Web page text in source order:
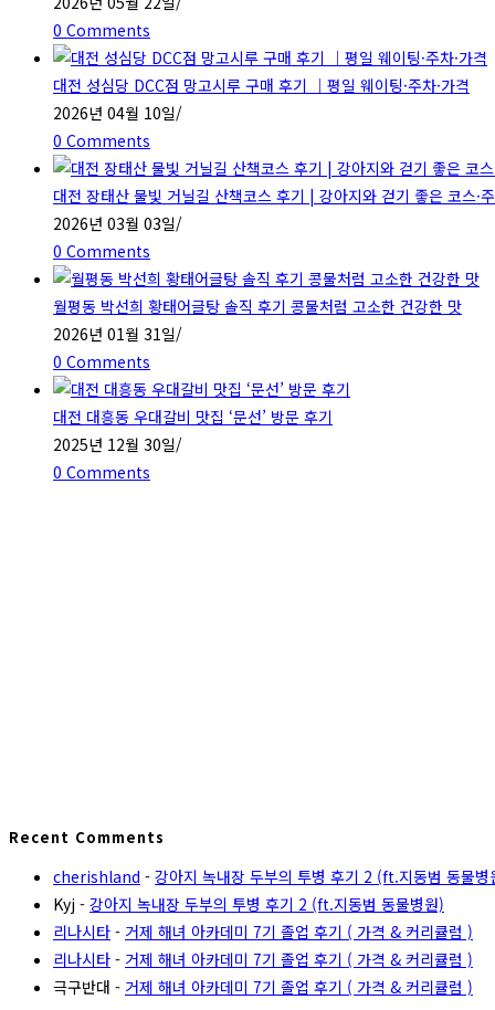
0 Comments
대전 성심당 DCC점 망고시루 구매 후기 ｜평일 웨이팅·주차·가격
2026년 04월 10일/
0 Comments
대전 장태산 물빛 거닐길 산책코스 후기 | 강아지와 걷기 좋은 코스·
2026년 03월 03일/
0 Comments
월평동 박선희 황태어글탕 솔직 후기 콩물처럼 고소한 건강한 맛
2026년 01월 31일/
0 Comments
대전 대흥동 우대갈비 맛집 ‘문선’ 방문 후기
2025년 12월 30일/
0 Comments
Recent Comments
cherishland - 강아지 녹내장 두부의 투병 후기 2 (ft.지동범 동물병
Kyj - 강아지 녹내장 두부의 투병 후기 2 (ft.지동범 동물병원)
리나시타 - 거제 해녀 아카데미 7기 졸업 후기 ( 가격 & 커리큘럼 )
리나시타 - 거제 해녀 아카데미 7기 졸업 후기 ( 가격 & 커리큘럼 )
극구반대 - 거제 해녀 아카데미 7기 졸업 후기 ( 가격 & 커리큘럼 )